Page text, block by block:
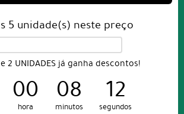
5 unidade(s) neste preço
2 UNIDADES já ganha descontos!
00
hora
08
minutos
11
segundos